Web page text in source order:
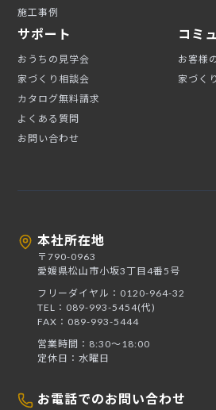
施工事例
サポート
おうちの見学会
家づくり相談会
カタログ無料請求
よくある質問
お問い合わせ
コミ
お客様
家づく
本社所在地
〒790-0963
愛媛県松山市小坂3丁目4番5号
フリーダイヤル：0120-964-32
TEL：089-993-5454(代)
FAX：089-993-5444
営業時間：8:30〜18:00
定休日：水曜日
お電話でのお問い合わせ